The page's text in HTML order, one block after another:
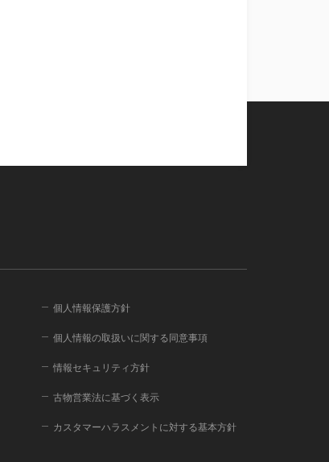
個人情報保護方針
個人情報の取扱いに関する同意事項
情報セキュリティ方針
古物営業法に基づく表示
カスタマーハラスメントに対する基本方針